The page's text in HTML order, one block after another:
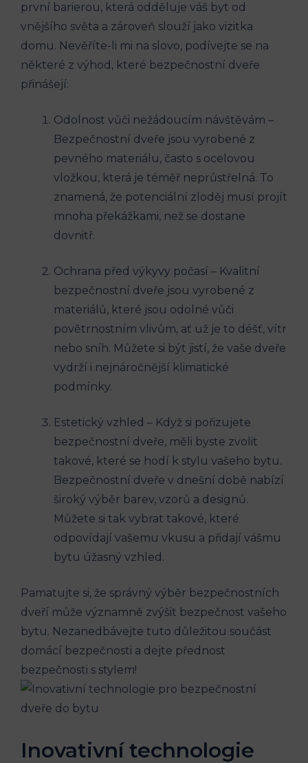
první barierou, která odděluje váš byt od
vnějšího světa a zároveň slouží jako vizitka
domu. Nevěříte-li mi na slovo, podívejte se na
některé z výhod, které bezpečnostní dveře
přinášejí:
Odolnost vůči nežádoucím návštěvám –
Bezpečnostní dveře jsou vyrobené z
pevného materiálu, často s ocelovou
vložkou, která je téměř neprůstřelná. To
znamená, že potenciální zloděj musí projít
mnoha překážkami, než se dostane
dovnitř.
Ochrana před výkyvy počasí – Kvalitní
bezpečnostní dveře jsou vyrobené z
materiálů, které jsou odolné vůči
povětrnostním vlivům, ať už je to déšť, vítr
nebo sníh. Můžete si být jistí, že vaše dveře
vydrží i nejnáročnější klimatické
podmínky.
Estetický vzhled – Když si pořizujete
bezpečnostní dveře, měli byste zvolit
takové, které se hodí k stylu vašeho bytu.
Bezpečnostní dveře v dnešní době nabízí
široký výběr barev, vzorů a designů.
Můžete si tak vybrat takové, které
odpovídají vašemu vkusu a přidají vášmu
bytu úžasný vzhled.
Pamatujte si, že správný výběr bezpečnostních
dveří může významně zvýšit bezpečnost vašeho
bytu. Nezanedbávejte tuto důležitou součást
domácí bezpečnosti a dejte přednost
bezpečnosti s stylem!
Inovativní technologie